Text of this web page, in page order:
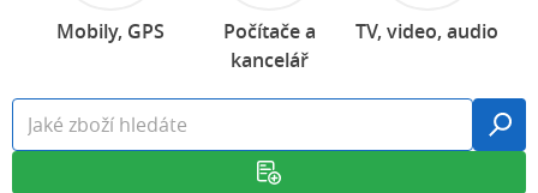
Mobily, GPS
Počítače a
kancelář
TV, video, audio